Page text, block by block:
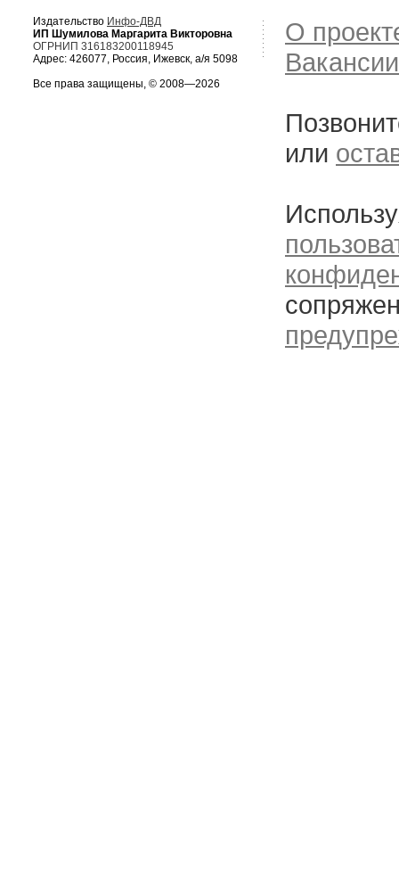
Издательство Инфо-ДВД
ИП Шумилова Маргарита Викторовна
ОГРНИП 316183200118945
Адрес: 426077, Россия, Ижевск, а/я 5098
Все права защищены, © 2008—2026
О
Вакансии
или